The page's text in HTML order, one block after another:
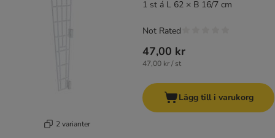
2 varianter
1 st á L 62 × B 16/7 cm
47,00 kr
47,00 kr / st
Not Rated
Lägg till i varukorg